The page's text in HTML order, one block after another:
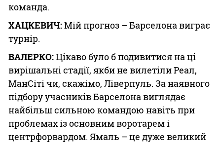
команда.
ХАЦКЕВИЧ:Мій прогноз – Барселона виграє
турнір.
ВАЛЕРКО:Цікаво було б подивитися на ці
вирішальні стадії, якби не вилетіли Реал,
МанСіті чи, скажімо, Ліверпуль. За наявного
підбору учасників Барселона виглядає
найбільш сильною командою навіть при
проблемах із основним воротарем і
центрфорвардом. Ямаль – це дуже великий